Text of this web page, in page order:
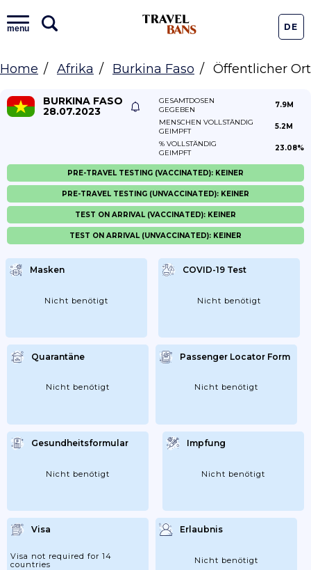
menu DE
Home Afrika Burkina Faso Öffentlicher Ort
BURKINA FASO
28.07.2023
GESAMTDOSEN
GEGEBEN
7.9M
MENSCHEN VOLLSTÄNDIG
GEIMPFT
5.2M
% VOLLSTÄNDIG
GEIMPFT
23.08%
Masken
Nicht benötigt
COVID-19 Test
Nicht benötigt
Quarantäne
Nicht benötigt
Passenger Locator Form
Nicht benötigt
Gesundheitsformular
Nicht benötigt
Impfung
Nicht benötigt
Visa
Visa not required for 14
countries
Erlaubnis
Nicht benötigt
PRE-TRAVEL TESTING (VACCINATED): KEINER
PRE-TRAVEL TESTING (UNVACCINATED): KEINER
TEST ON ARRIVAL (VACCINATED): KEINER
TEST ON ARRIVAL (UNVACCINATED): KEINER